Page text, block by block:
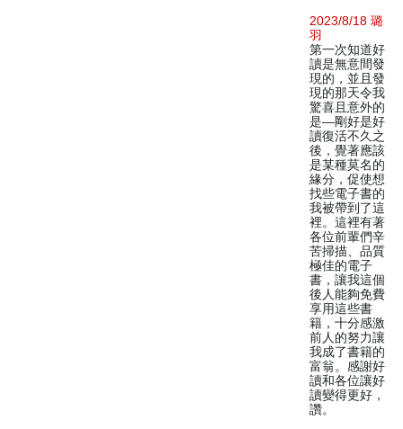
2023/8/18 璐
羽
第一次知道好
讀是無意間發
現的，並且發
現的那天令我
驚喜且意外的
是—剛好是好
讀復活不久之
後，覺著應該
是某種莫名的
緣分，促使想
找些電子書的
我被帶到了這
裡。這裡有著
各位前輩們辛
苦掃描、品質
極佳的電子
書，讓我這個
後人能夠免費
享用這些書
籍，十分感激
前人的努力讓
我成了書籍的
富翁。感謝好
讀和各位讓好
讀變得更好，
讚。